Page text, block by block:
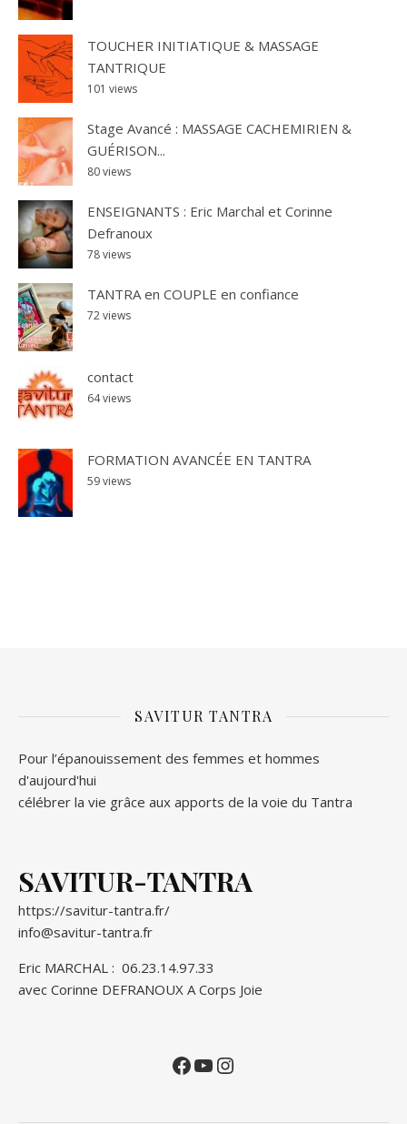
TOUCHER INITIATIQUE & MASSAGE
TANTRIQUE
101 views
Stage Avancé : MASSAGE CACHEMIRIEN &
GUÉRISON...
80 views
ENSEIGNANTS : Eric Marchal et Corinne
Defranoux
78 views
TANTRA en COUPLE en confiance
72 views
contact
64 views
FORMATION AVANCÉE EN TANTRA
59 views
SAVITUR TANTRA
Pour l’épanouissement des femmes et hommes
d'aujourd'hui
célébrer la vie grâce aux apports de la voie du Tantra
SAVITUR-TANTRA
https://savitur-tantra.fr/
info@savitur-tantra.fr
Eric MARCHAL : 06.23.14.97.33
avec Corinne DEFRANOUX A Corps Joie
Facebook
YouTubeInstagram